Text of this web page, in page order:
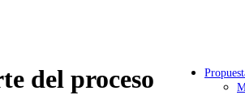
del​ proceso